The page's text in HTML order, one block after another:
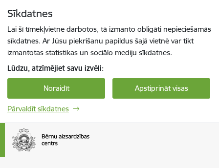
Sīkdatnes
Lai šī tīmekļvietne darbotos, tā izmanto obligāti nepieciešamās
sīkdatnes. Ar Jūsu piekrišanu papildus šajā vietnē var tikt
izmantotas statistikas un sociālo mediju sīkdatnes.
Lūdzu, atzīmējiet savu izvēli:
Noraidīt Apstiprināt visas
Pārvaldīt sīkdatnes